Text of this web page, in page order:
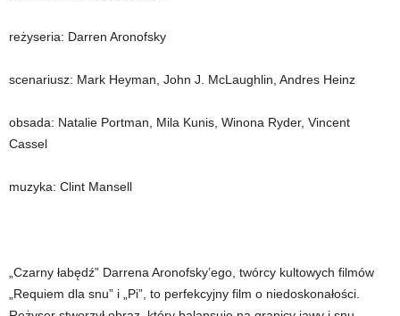
reżyseria: Darren Aronofsky
scenariusz: Mark Heyman, John J. McLaughlin, Andres Heinz
obsada: Natalie Portman, Mila Kunis, Winona Ryder, Vincent
Cassel
muzyka: Clint Mansell
„Czarny łabędź” Darrena Aronofsky’ego, twórcy kultowych filmów
„Requiem dla snu” i „Pi”, to perfekcyjny film o niedoskonałości.